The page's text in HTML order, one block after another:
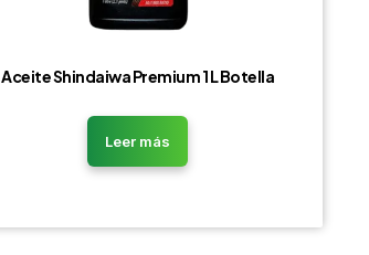
Aceite Shindaiwa Premium 1 L Botella
Leer más